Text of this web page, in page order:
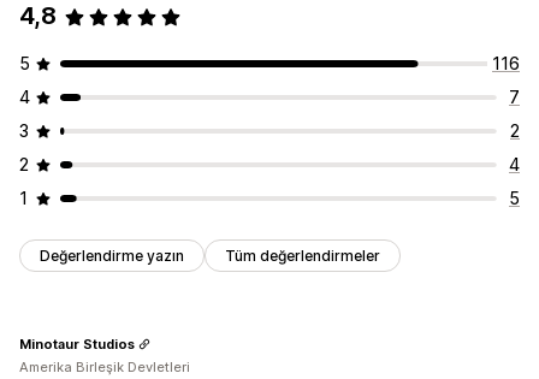
4,8
5
116
4
7
3
2
2
4
1
5
Değerlendirme yazın Tüm değerlendirmeler
Minotaur Studios
Amerika Birleşik Devletleri